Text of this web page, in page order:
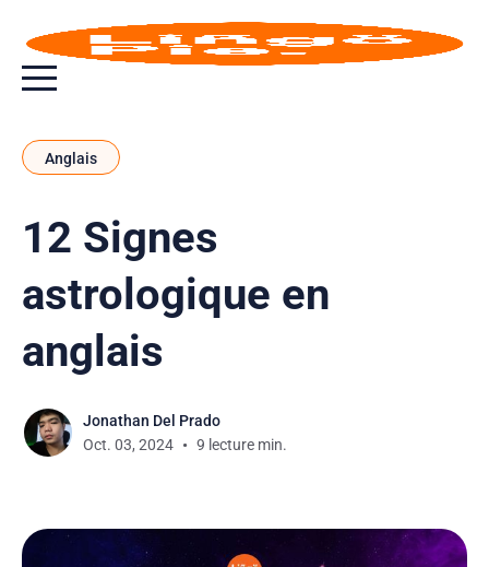
Bouton bascule de menu
Anglais
12 Signes
astrologique en
anglais
Jonathan Del Prado
Oct. 03, 2024
9 lecture min.